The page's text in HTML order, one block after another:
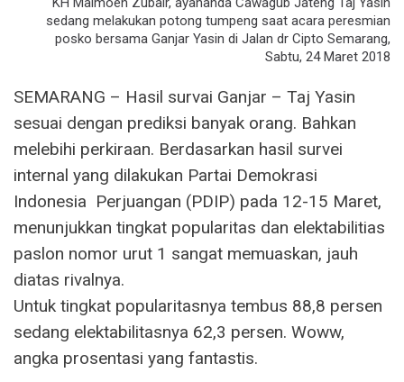
sedang melakukan potong tumpeng saat acara peresmian
posko bersama Ganjar Yasin di Jalan dr Cipto Semarang,
Sabtu, 24 Maret 2018
SEMARANG – Hasil survai Ganjar – Taj Yasin
sesuai dengan prediksi banyak orang. Bahkan
melebihi perkiraan. Berdasarkan hasil survei
internal yang dilakukan Partai Demokrasi
Indonesia Perjuangan (PDIP) pada 12-15 Maret,
menunjukkan tingkat popularitas dan elektabilitias
paslon nomor urut 1 sangat memuaskan, jauh
diatas rivalnya.
Untuk tingkat popularitasnya tembus 88,8 persen
sedang elektabilitasnya 62,3 persen. Woww,
angka prosentasi yang fantastis.